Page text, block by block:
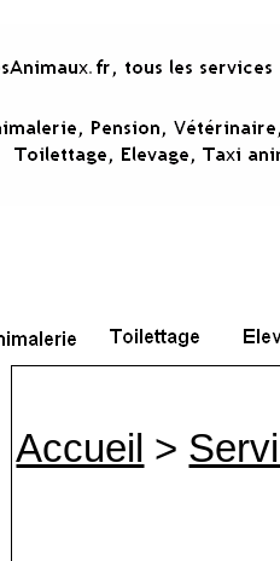
Accueil >